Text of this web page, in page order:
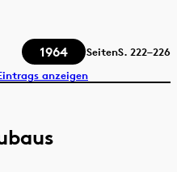
1964 SeitenS. 222–226
anzeigen